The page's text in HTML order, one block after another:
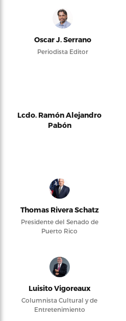
Oscar J. Serrano
Periodista Editor
Lcdo. Ramón Alejandro
Pabón
Thomas Rivera Schatz
Presidente del Senado de
Puerto Rico
Luisito Vigoreaux
Columnista Cultural y de
Entretenimiento